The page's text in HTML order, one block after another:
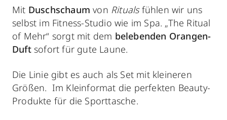
Mit Duschschaum von Ritualsfühlen wir uns
selbst im Fitness-Studio wie im Spa. „The Ritual
of Mehr“ sorgt mit dem belebenden Orangen-
Duftsofort für gute Laune.
Die Linie gibt es auch als Set mit kleineren
Größen. Im Kleinformat die perfekten Beauty-
Produkte für die Sporttasche.